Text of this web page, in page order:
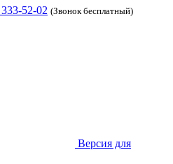
52-02 (Звонок бесплатный)
Версия для